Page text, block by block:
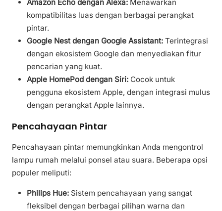
Amazon Echo dengan Alexa: Menawarkan
kompatibilitas luas dengan berbagai perangkat
pintar.
Google Nest dengan Google Assistant: Terintegrasi
dengan ekosistem Google dan menyediakan fitur
pencarian yang kuat.
Apple HomePod dengan Siri: Cocok untuk
pengguna ekosistem Apple, dengan integrasi mulus
dengan perangkat Apple lainnya.
Pencahayaan Pintar
Pencahayaan pintar memungkinkan Anda mengontrol
lampu rumah melalui ponsel atau suara. Beberapa opsi
populer meliputi:
Philips Hue: Sistem pencahayaan yang sangat
fleksibel dengan berbagai pilihan warna dan